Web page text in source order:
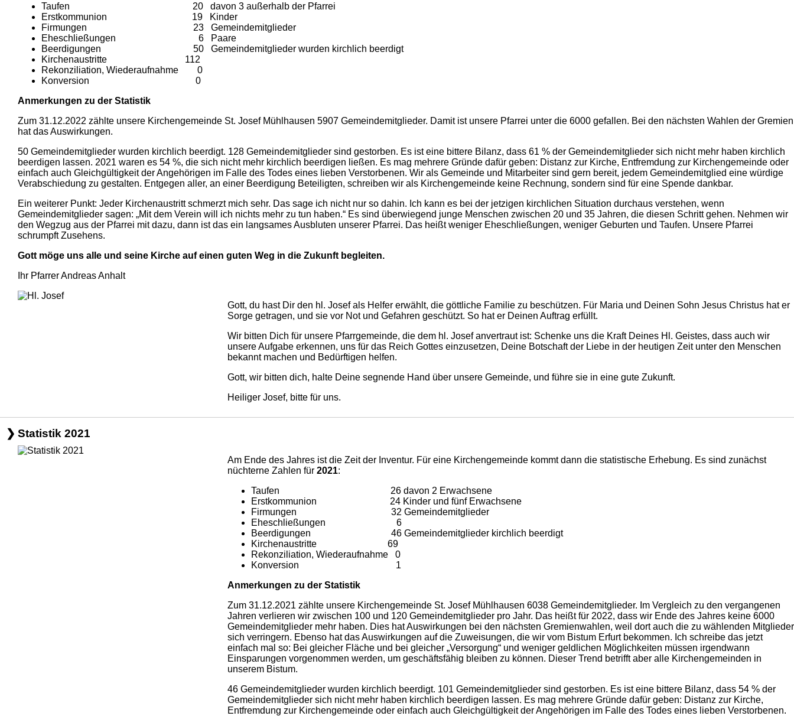
Taufen 20 davon 3 außerhalb der Pfarrei
Erstkommunion 19 Kinder
Firmungen 23 Gemeindemitglieder
Eheschließungen 6 Paare
Beerdigungen 50 Gemeindemitglieder wurden kirchlich beerdigt
Kirchenaustritte 112
Rekonziliation, Wiederaufnahme 0
Konversion 0
Anmerkungen zu der Statistik
Zum 31.12.2022 zählte unsere Kirchengemeinde St. Josef Mühlhausen 5907 Gemeindemitglieder. Damit ist unsere Pfarrei unter die 6000 gefallen. Bei den nächsten Wahlen der Gremien
hat das Auswirkungen.
50 Gemeindemitglieder wurden kirchlich beerdigt. 128 Gemeindemitglieder sind gestorben. Es ist eine bittere Bilanz, dass 61 % der Gemeindemitglieder sich nicht mehr haben kirchlich
beerdigen lassen. 2021 waren es 54 %, die sich nicht mehr kirchlich beerdigen ließen. Es mag mehrere Gründe dafür geben: Distanz zur Kirche, Entfremdung zur Kirchengemeinde oder
einfach auch Gleichgültigkeit der Angehörigen im Falle des Todes eines lieben Verstorbenen. Wir als Gemeinde und Mitarbeiter sind gern bereit, jedem Gemeindemitglied eine würdige
Verabschiedung zu gestalten. Entgegen aller, an einer Beerdigung Beteiligten, schreiben wir als Kirchengemeinde keine Rechnung, sondern sind für eine Spende dankbar.
Ein weiterer Punkt: Jeder Kirchenaustritt schmerzt mich sehr. Das sage ich nicht nur so dahin. Ich kann es bei der jetzigen kirchlichen Situation durchaus verstehen, wenn
Gemeindemitglieder sagen: „Mit dem Verein will ich nichts mehr zu tun haben.“ Es sind überwiegend junge Menschen zwischen 20 und 35 Jahren, die diesen Schritt gehen. Nehmen wir
den Wegzug aus der Pfarrei mit dazu, dann ist das ein langsames Ausbluten unserer Pfarrei. Das heißt weniger Eheschließungen, weniger Geburten und Taufen. Unsere Pfarrei
schrumpft Zusehens.
Gott möge uns alle und seine Kirche auf einen guten Weg in die Zukunft begleiten.
Ihr Pfarrer Andreas Anhalt
Gott, du hast Dir den hl. Josef als Helfer erwählt, die göttliche Familie zu beschützen. Für Maria und Deinen Sohn Jesus Christus hat er
Sorge getragen, und sie vor Not und Gefahren geschützt. So hat er Deinen Auftrag erfüllt.
Wir bitten Dich für unsere Pfarrgemeinde, die dem hl. Josef anvertraut ist: Schenke uns die Kraft Deines Hl. Geistes, dass auch wir
unsere Aufgabe erkennen, uns für das Reich Gottes einzusetzen, Deine Botschaft der Liebe in der heutigen Zeit unter den Menschen
bekannt machen und Bedürftigen helfen.
Gott, wir bitten dich, halte Deine segnende Hand über unsere Gemeinde, und führe sie in eine gute Zukunft.
Heiliger Josef, bitte für uns.
Statistik 2021
Am Ende des Jahres ist die Zeit der Inventur. Für eine Kirchengemeinde kommt dann die statistische Erhebung. Es sind zunächst
nüchterne Zahlen für 2021:
Taufen 26 davon 2 Erwachsene
Erstkommunion 24 Kinder und fünf Erwachsene
Firmungen 32 Gemeindemitglieder
Eheschließungen 6
Beerdigungen 46 Gemeindemitglieder kirchlich beerdigt
Kirchenaustritte 69
Rekonziliation, Wiederaufnahme 0
Konversion 1
Anmerkungen zu der Statistik
Zum 31.12.2021 zählte unsere Kirchengemeinde St. Josef Mühlhausen 6038 Gemeindemitglieder. Im Vergleich zu den vergangenen
Jahren verlieren wir zwischen 100 und 120 Gemeindemitglieder pro Jahr. Das heißt für 2022, dass wir Ende des Jahres keine 6000
Gemeindemitglieder mehr haben. Dies hat Auswirkungen bei den nächsten Gremienwahlen, weil dort auch die zu wählenden Mitglieder
sich verringern. Ebenso hat das Auswirkungen auf die Zuweisungen, die wir vom Bistum Erfurt bekommen. Ich schreibe das jetzt
einfach mal so: Bei gleicher Fläche und bei gleicher „Versorgung“ und weniger geldlichen Möglichkeiten müssen irgendwann
Einsparungen vorgenommen werden, um geschäftsfähig bleiben zu können. Dieser Trend betrifft aber alle Kirchengemeinden in
unserem Bistum.
46 Gemeindemitglieder wurden kirchlich beerdigt. 101 Gemeindemitglieder sind gestorben. Es ist eine bittere Bilanz, dass 54 % der
Gemeindemitglieder sich nicht mehr haben kirchlich beerdigen lassen. Es mag mehrere Gründe dafür geben: Distanz zur Kirche,
Entfremdung zur Kirchengemeinde oder einfach auch Gleichgültigkeit der Angehörigen im Falle des Todes eines lieben Verstorbenen.